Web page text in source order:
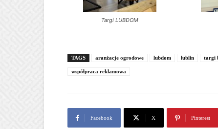
Targi LUBDOM
TAGS aranżacje ogrodowe lubdom lublin targi
współpraca reklamowa
Facebook X Pinterest